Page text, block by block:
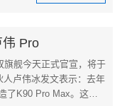
Pro
旗舰今天正式官宣，将于
卢伟冰发文表示：去年
了K90 Pro Max。这一